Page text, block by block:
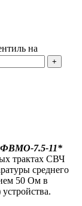
на
7.5-11*
трактах СВЧ
среднего
50 Ом в